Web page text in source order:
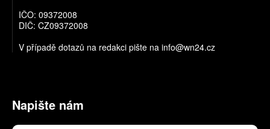
IČO: 09372008
DIČ: CZ09372008
V případě dotazů na redakci pište na info@wn24.cz
Napište nám